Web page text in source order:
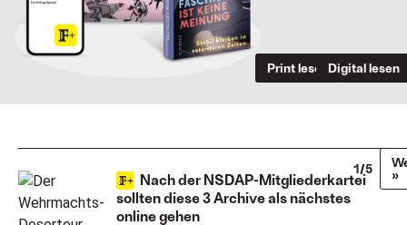
Print lesen Digital lesen
Nach der NSDAP-Mitgliederkartei
sollten diese 3 Archive als nächstes
online gehen
1/5
»